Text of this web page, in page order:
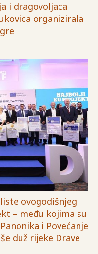
i dragovoljaca
organizirala
ovogodišnjeg
– među kojima su
i Povećanje
duž rijeke Drave